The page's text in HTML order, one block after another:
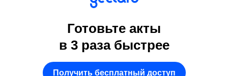
Готовьте акты
в 3 раза быстрее
Получить бесплатный доступ